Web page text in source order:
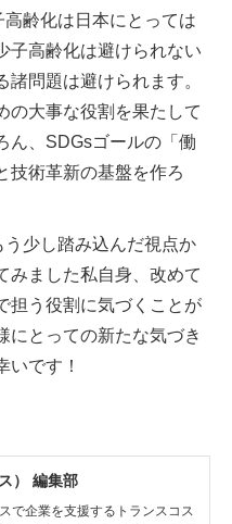
齢化は日本にとっては
子高齢化は避けられない
問題は避けられます。
の大事な役割を果たして
ん、SDGsゴールの「働
技術革新の基盤を作ろ
少し踏み込んだ視点か
みました私自身、改めて
担う役割に気づくことが
にとっての新たな気づき
いです！
） 編集部
で企業を支援するトランスコス